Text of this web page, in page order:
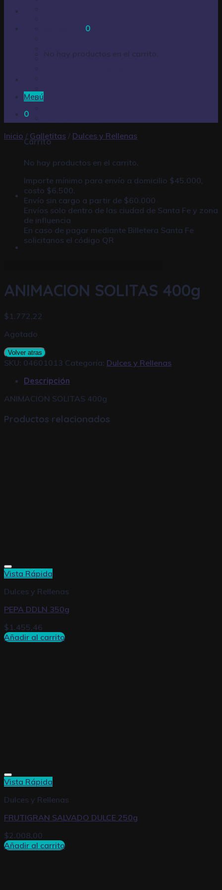
Carrito / 0
No hay productos en el carrito.
Menú
0
Carrito
No hay productos en el carrito.
Importe mínimo para envío a domicilio $45.000,
costo $6.500.
Envío sin cargo a partir de $60.000
Envíos solo dentro de las ciudad de Santa Fe y zona
de influencia
En caso de pagar mediante Billetera Santa Fe
solicitanos el código QR
Limpieza – Hogar
Inicio / Galletitas / Dulces y Rellenas
ANIMACION SOLITAS 400g
$ 1.772,22
Agotado
Volver atras
SKU: 04601013 Categoría: Dulces y Rellenas
Descripción
ANIMACION SOLITAS 400g
Productos relacionados
Vista Rápida
Dulces y Rellenas
PEPA DDLN 350g
$1.455,46
Añadir al carrito
Vista Rápida
Dulces y Rellenas
FRUTIGRAN SALVADO DULCE 250g
$2.008,00
Añadir al carrito